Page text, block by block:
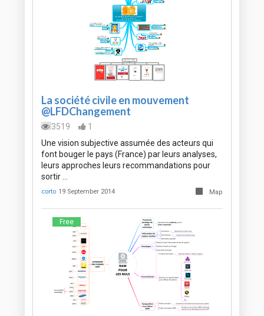
La société civile en mouvement
@LFDChangement
3519
1
Une vision subjective assumée des acteurs qui
font bouger le pays (France) par leurs analyses,
leurs approches leurs recommandations pour
sortir …
corto 19 September 2014 Map
Free